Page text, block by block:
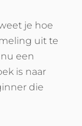
je hoe
uit te
een
is naar
die